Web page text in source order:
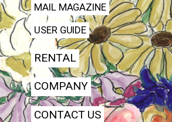
MAIL MAGAZINE
USER GUIDE
RENTAL
COMPANY
CONTACT US